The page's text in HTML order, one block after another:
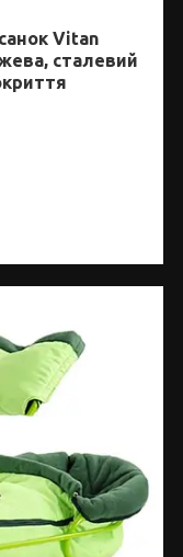
Vitan
сталевий